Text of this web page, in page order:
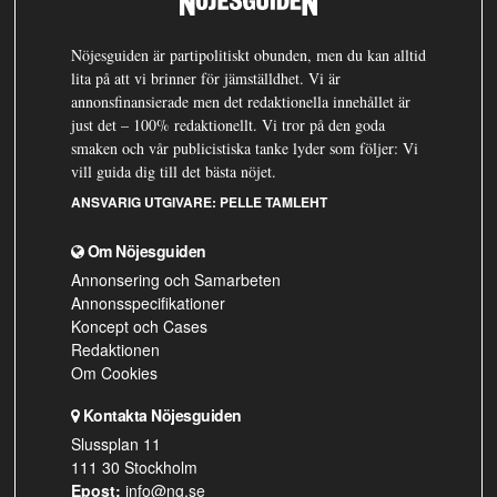
Nöjesguiden är partipolitiskt obunden, men du kan alltid
lita på att vi brinner för jämställdhet. Vi är
annonsfinansierade men det redaktionella innehållet är
just det – 100% redaktionellt. Vi tror på den goda
smaken och vår publicistiska tanke lyder som följer: Vi
vill guida dig till det bästa nöjet.
ANSVARIG UTGIVARE: PELLE TAMLEHT
Om Nöjesguiden
Annonsering och Samarbeten
Annonsspecifikationer
Koncept och Cases
Redaktionen
Om Cookies
Kontakta Nöjesguiden
Slussplan 11
111 30 Stockholm
Epost: info@ng.se